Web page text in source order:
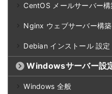
CentOS メールサーバー構
Nginx ウェブサーバー構築
Debian インストール 設定
Windowsサーバー設
Windows 全般